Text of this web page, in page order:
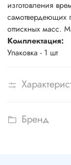
изготовления
самотвердеющих
оттискных масс.
Комплектация:
Упаковка - 1 шт
Бренд